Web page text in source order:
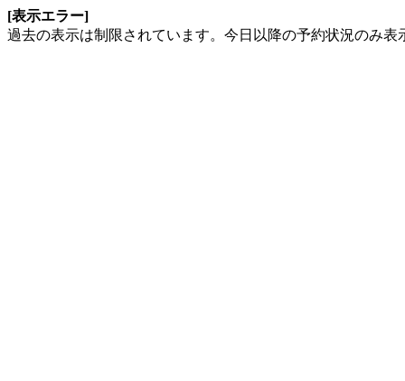
[表示エラー]
過去の表示は制限されています。今日以降の予約状況のみ表